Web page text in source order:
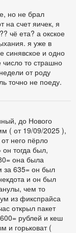
но не брал
на счет яичек, я
чё ета? а окское
я уже в
синявское и одно
число то страшно
от роду
точно не поеду.
до Нового
( от 19/09/2025 ),
него пёрло
тогда был,
она была
за 635= он был
и он был
чем то
из фикспрайса
открыл пакет
рублей и кеш
и горьковат (